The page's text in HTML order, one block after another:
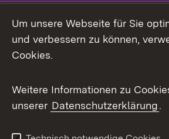
X / Twitter
Youtube
Kontakt
Um unsere Webseite für Sie
und verbessern zu können,
Cookies.
Weitere Informationen zu
unserer Datenschutzerklärung.